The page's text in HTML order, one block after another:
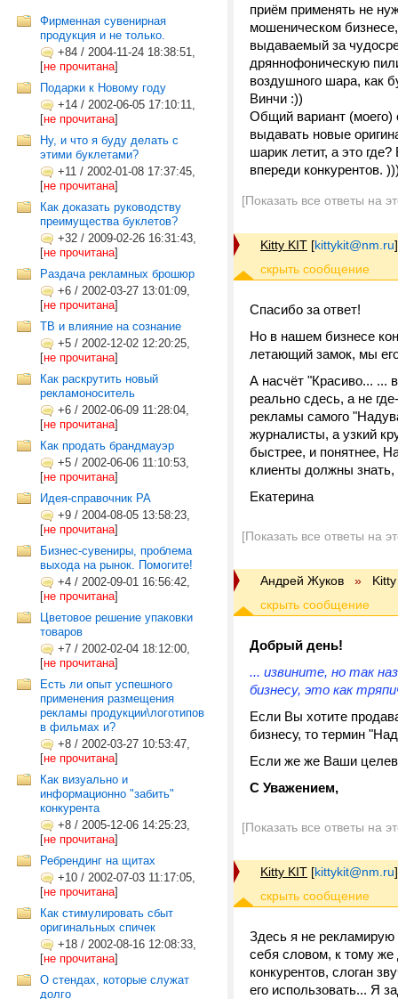
Фирменная сувенирная
продукция и не только.
+84 / 2004-11-24 18:38:51,
[не прочитана]
Подарки к Новому году
+14 / 2002-06-05 17:10:11,
[не прочитана]
Ну, и что я буду делать с
этими буклетами?
+11 / 2002-01-08 17:37:45,
[не прочитана]
Как доказать руководству
преимущества буклетов?
+32 / 2009-02-26 16:31:43,
[не прочитана]
Раздача рекламных брошюр
+6 / 2002-03-27 13:01:09,
[не прочитана]
ТВ и влияние на сознание
+5 / 2002-12-02 12:20:25,
[не прочитана]
Как раскрутить новый
рекламоноситель
+6 / 2002-06-09 11:28:04,
[не прочитана]
Как продать брандмауэр
+5 / 2002-06-06 11:10:53,
[не прочитана]
Идея-справочник РА
+9 / 2004-08-05 13:58:23,
[не прочитана]
Бизнес-сувениры, проблема
выхода на рынок. Помогите!
+4 / 2002-09-01 16:56:42,
[не прочитана]
Цветовое решение упаковки
товаров
+7 / 2002-02-04 18:12:00,
[не прочитана]
Есть ли опыт успешного
применения размещения
рекламы продукции\логотипов
в фильмах и?
+8 / 2002-03-27 10:53:47,
[не прочитана]
Как визуально и
информационно "забить"
конкурента
+8 / 2005-12-06 14:25:23,
[не прочитана]
Ребрендинг на щитах
+10 / 2002-07-03 11:17:05,
[не прочитана]
Как стимулировать сбыт
оригинальных спичек
+18 / 2002-08-16 12:08:33,
[не прочитана]
О стендах, которые служат
долго
приём применять не
мошеническом
выдаваемый за
дряннофоническую
воздушного шара, как
Винчи :))
Общий вариант (моего)
выдавать новые
шарик летит, а это
впереди конкурентов.
[Показать все ответы на
Kitty KIT [kittykit@nm.ru]
Спасибо за ответ!
Но в нашем бизнесе
летающий замок, мы
А насчёт "Красиво... ...
реально сдесь, а не
рекламы самого
журналисты, а узкий
быстрее, и понятнее,
клиенты должны
Екатерина
[Показать все ответы на
Андрей Жуков »
Добрый день!
... извините, но так
бизнесу, это как
Если Вы хотите
бизнесу, то термин
Если же же Ваши
С Уважением,
[Показать все ответы на
Kitty KIT [kittykit@nm.ru]
Здесь я не
себя словом, к тому
конкурентов, слоган
его использовать... Я